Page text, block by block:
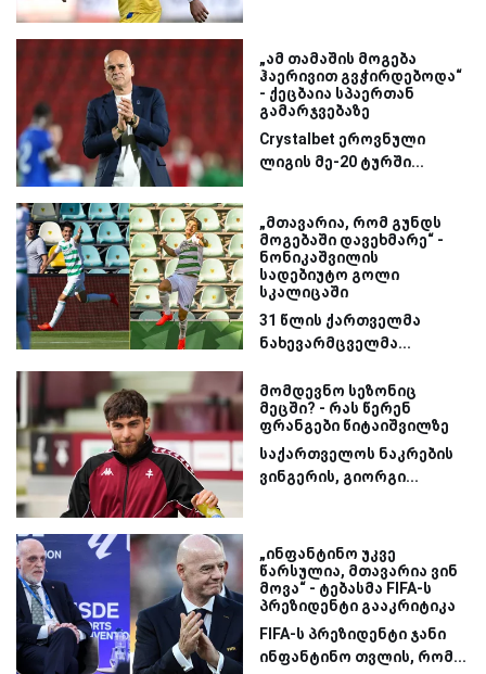
„ამ თამაშის მოგება
ჰაერივით გვჭირდებოდა“
- ქეცბაია სპაერთან
გამარჯვებაზე
Crystalbet ეროვნული
ლიგის მე-20 ტურში...
„მთავარია, რომ გუნდს
მოგებაში დავეხმარე“ -
ნონიკაშვილის
სადებიუტო გოლი
სკალიცაში
31 წლის ქართველმა
ნახევარმცველმა...
მომდევნო სეზონიც
მეცში? - რას წერენ
ფრანგები წიტაიშვილზე
საქართველოს ნაკრების
ვინგერის, გიორგი...
„ინფანტინო უკვე
წარსულია, მთავარია ვინ
მოვა“ - ტებასმა FIFA-ს
პრეზიდენტი გააკრიტიკა
FIFA-ს პრეზიდენტი ჯანი
ინფანტინო თვლის, რომ...